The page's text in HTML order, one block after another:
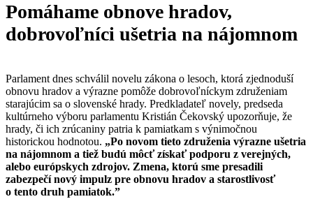
Pomáhame obnove hradov,
dobrovoľníci ušetria na nájomnom
Parlament dnes schválil novelu zákona o lesoch, ktorá zjednoduší
obnovu hradov a výrazne pomôže dobrovoľníckym združeniam
starajúcim sa o slovenské hrady. Predkladateľ novely, predseda
kultúrneho výboru parlamentu Kristián Čekovský upozorňuje, že
hrady, či ich zrúcaniny patria k pamiatkam s výnimočnou
historickou hodnotou. „Po novom tieto združenia výrazne ušetria
na nájomnom a tiež budú môcť získať podporu z verejných,
alebo európskych zdrojov. Zmena, ktorú sme presadili
zabezpečí nový impulz pre obnovu hradov a starostlivosť
o tento druh pamiatok.”